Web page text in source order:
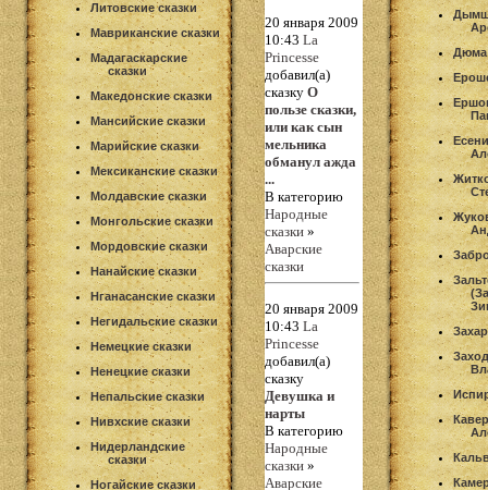
Литовские сказки
Мавриканские сказки
Мадагаскарские
сказки
Македонские сказки
Мансийские сказки
Марийские сказки
Мексиканские сказки
Молдавские сказки
Монгольские сказки
Мордовские сказки
Нанайские сказки
Нганасанские сказки
Негидальские сказки
Немецкие сказки
Ненецкие сказки
Непальские сказки
Нивхские сказки
Нидерландские
сказки
Ногайские сказки
20 января 2009
10:43 La
Princesse
добавил(а)
сказку О
пользе сказки,
или как сын
мельника
обманул ажда
...
В категорию
Народные
сказки »
Аварские
сказки
20 января 2009
10:43 La
Princesse
добавил(а)
сказку
Девушка и
нарты
В категорию
Народные
сказки »
Аварские
Дюма